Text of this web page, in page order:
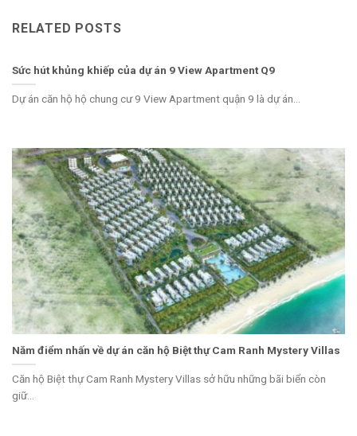
RELATED POSTS
Sức hút khủng khiếp của dự án 9 View Apartment Q9
Dự án căn hộ hộ chung cư 9 View Apartment quận 9 là dự án...
Năm điểm nhấn về dự án căn hộ Biệt thự Cam Ranh Mystery Villas
Căn hộ Biệt thự Cam Ranh Mystery Villas sở hữu những bãi biển còn
giữ...